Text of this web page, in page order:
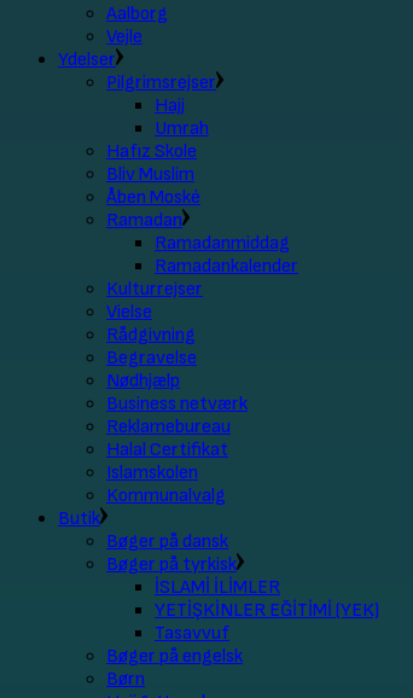
Aalborg
Vejle
Ydelser
Pilgrimsrejser
Hajj
Umrah
Hafız Skole
Bliv Muslim
Åben Moské
Ramadan
Ramadanmiddag
Ramadankalender
Kulturrejser
Vielse
Rådgivning
Begravelse
Nødhjælp
Business netværk
Reklamebureau
Halal Certifikat
Islamskolen
Kommunalvalg
Butik
Bøger på dansk
Bøger på tyrkisk
İSLAMİ İLİMLER
YETİŞKİNLER EĞİTİMİ (YEK)
Tasavvuf
Bøger på engelsk
Børn